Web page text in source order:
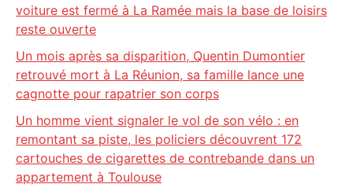
voiture est fermé à La Ramée mais la base de loisirs
reste ouverte
Un mois après sa disparition, Quentin Dumontier
retrouvé mort à La Réunion, sa famille lance une
cagnotte pour rapatrier son corps
Un homme vient signaler le vol de son vélo : en
remontant sa piste, les policiers découvrent 172
cartouches de cigarettes de contrebande dans un
appartement à Toulouse